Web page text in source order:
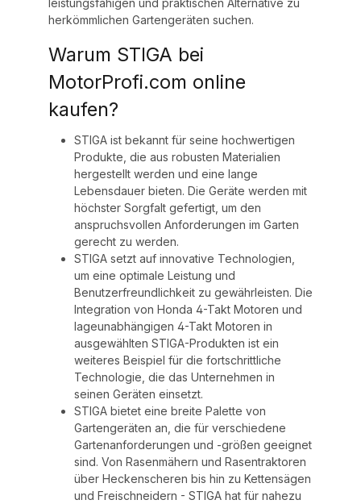
herkömmlichen Gartengeräten suchen.
Warum STIGA bei
MotorProfi.com online
kaufen?
STIGA ist bekannt für seine hochwertigen
Produkte, die aus robusten Materialien
hergestellt werden und eine lange
Lebensdauer bieten. Die Geräte werden mit
höchster Sorgfalt gefertigt, um den
anspruchsvollen Anforderungen im Garten
gerecht zu werden.
STIGA setzt auf innovative Technologien,
um eine optimale Leistung und
Benutzerfreundlichkeit zu gewährleisten. Die
Integration von Honda 4-Takt Motoren und
lageunabhängigen 4-Takt Motoren in
ausgewählten STIGA-Produkten ist ein
weiteres Beispiel für die fortschrittliche
Technologie, die das Unternehmen in
seinen Geräten einsetzt.
STIGA bietet eine breite Palette von
Gartengeräten an, die für verschiedene
Gartenanforderungen und -größen geeignet
sind. Von Rasenmähern und Rasentraktoren
über Heckenscheren bis hin zu Kettensägen
und Freischneidern - STIGA hat für nahezu